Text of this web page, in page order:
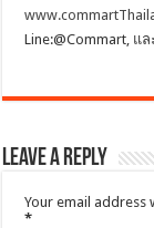
Line:@Commart, แ
Leave a Reply
Your email address
*